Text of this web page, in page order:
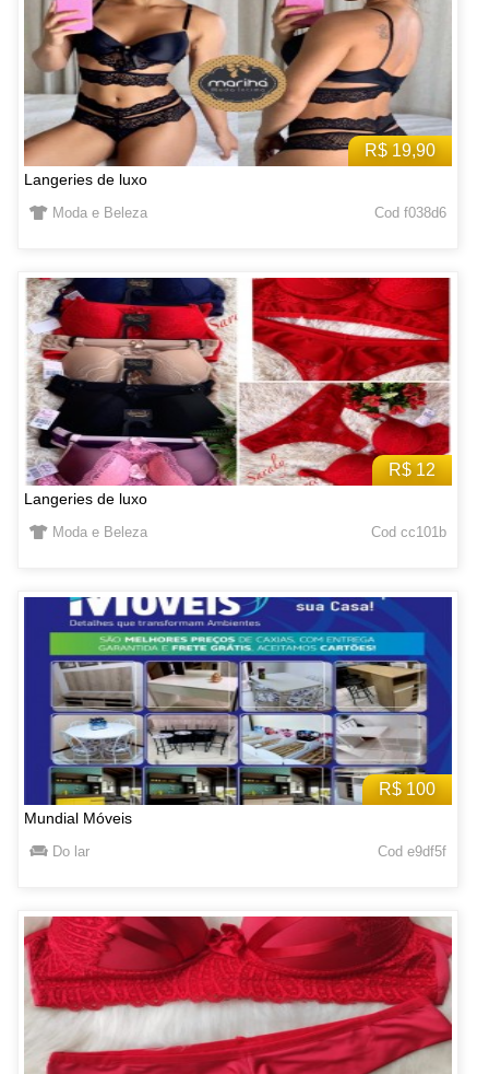
R$ 19,90
Langeries de luxo
Moda e Beleza Cod f038d6
R$ 12
Langeries de luxo
Moda e Beleza Cod cc101b
R$ 100
Mundial Móveis
Do lar Cod e9df5f